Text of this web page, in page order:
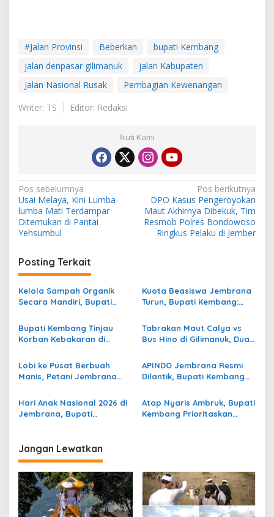
#Jalan Provinsi Beberkan
bupati Kembang
jalan denpasar gilimanuk
jalan Kabupaten
Jalan Nasional Rusak
Pembagian Kewenangan
Writer: TS
Editor: Redaksi
Ikuti Kami
N
a
v
g
a
s
p
o
s
Pos sebelumnya
Usai Melaya, Kini Lumba-
lumba Mati Terdampar
Ditemukan di Pantai
Yehsumbul
Pos berikutnya
DPO Kasus Pengeroyokan
Maut Akhirnya Dibekuk, Tim
Resmob Polres Bondowoso
Ringkus Pelaku di Jember
Posting Terkait
Kelola Sampah Organik
Secara Mandiri, Bupati
Tinggi Warga Sri Mandala
Kuota Beasiswa Jembrana
Turun, Bupati Kembang:
Tambah!
Bupati Kembang Tinjau
Korban Kebakaran di
Bantuan
Tabrakan Maut Calya vs
Bus Hino di Gilimanuk, Dua
Meninggal Dunia
Lobi ke Pusat Berbuah
Manis, Petani Jembrana
Empat
APINDO Jembrana Resmi
Dilantik, Bupati Kembang
Motor Penggerak Ekonomi
Hari Anak Nasional 2026 di
Jembrana, Bupati
Budaya di Era Teknologi
Atap Nyaris Ambruk, Bupati
Kembang Prioritaskan
Jangan Lewatkan